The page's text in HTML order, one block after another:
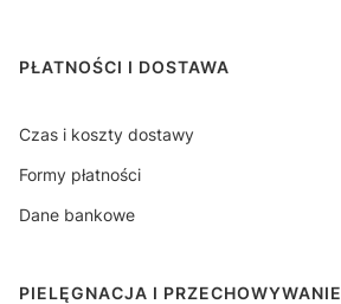
PŁATNOŚCI I DOSTAWA
Czas i koszty dostawy
Formy płatności
Dane bankowe
PIELĘGNACJA I PRZECHOWYWANIE